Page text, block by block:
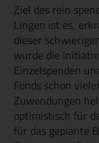
Ziel des rein
Lingen ist es,
dieser
wurde die
Einzelspenden
Fonds schon
Zuwendungen
optimistisch für
für das geplante